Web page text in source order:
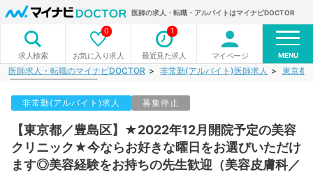
医師の求人・転職・アルバイトはマイナビDOCTOR
求人検索 お気に入り求人
0
最近見た求人
1
マイページ MENU
医師求人・転職のマイナビDOCTOR 非常勤(アルバイト)医師求人 東京都
非常勤(アルバイト)求人 募集停止
【東京都／豊島区】★2022年12月開院予定の美容
クリニック★今ならお好きな曜日をお選びいただけ
ます◎美容経験をお持ちの先生歓迎（美容皮膚科／